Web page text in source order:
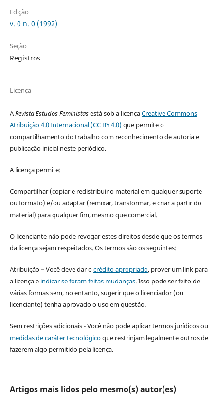
Edição
v. 0 n. 0 (1992)
Seção
Registros
Licença
ARevista Estudos Feministasestá sob a licençaCreative Commons
Atribuição 4.0 Internacional (CC BY 4.0) que permite o
compartilhamento do trabalho com reconhecimento de autoria e
publicação inicial neste periódico.
A licença permite:
Compartilhar (copiar e redistribuir o material em qualquer suporte
ou formato) e/ou adaptar (remixar, transformar, e criar a partir do
material) para qualquer fim, mesmo que comercial.
O licenciante não pode revogar estes direitos desde que os termos
da licença sejam respeitados. Os termos são os seguintes:
Atribuição – Você deve dar ocrédito apropriado, prover um link para
a licença e indicar se foram feitas mudanças. Isso pode ser feito de
várias formas sem, no entanto, sugerir que o licenciador (ou
licenciante) tenha aprovado o uso em questão.
Sem restrições adicionais - Você não pode aplicar termos jurídicos ou
medidas de caráter tecnológicoque restrinjam legalmente outros de
fazerem algo permitido pela licença.
Artigos mais lidos pelo mesmo(s) autor(es)